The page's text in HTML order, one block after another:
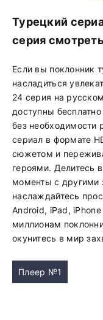
Турецкий
серия
Если вы поклонник
насладиться
24 серия на
доступны
без необходимости
сериал в формате
сюжетом и
героями. Делитесь
моменты с другими
наслаждайтесь
Android, iPad,
миллионам
окунитесь в мир
Плеер №1